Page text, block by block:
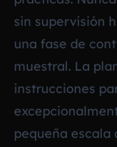
sin supervisión
una fase de
muestral. La
instrucciones
pequeña escala